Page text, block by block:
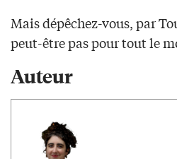
Mais dépêchez-vous, par
peut-être pas pour tout le
Auteur